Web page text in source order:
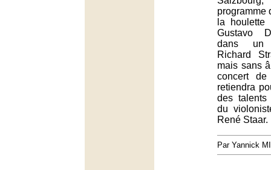
programme
la houlette
Gustavo
dans un
Richard
mais sans
concert de
retiendra
des talents
du
René Staar.
Par Yannick